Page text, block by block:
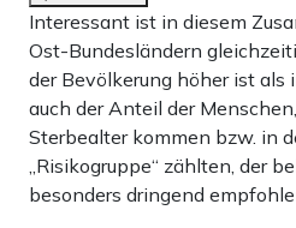
Interessant ist in diesem
Ost-Bundesländern
der Bevölkerung höher ist als
auch der Anteil der
Sterbealter kommen bzw. in
„Risikogruppe“ zählten, der
besonders dringend